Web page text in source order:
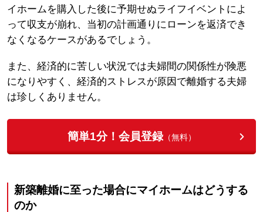
イホームを購入した後に予期せぬライフイベントによ
って収支が崩れ、当初の計画通りにローンを返済でき
なくなるケースがあるでしょう。
また、経済的に苦しい状況では夫婦間の関係性が険悪
になりやすく、経済的ストレスが原因で離婚する夫婦
は珍しくありません。
簡単1分！会員登録（無料）
新築離婚に至った場合にマイホームはどうする
のか